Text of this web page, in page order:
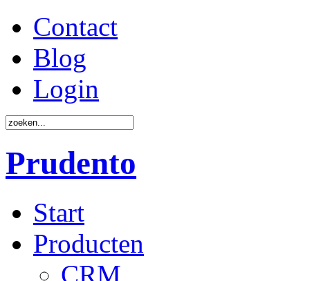
Contact
Blog
Login
Prudento
Start
Producten
CRM